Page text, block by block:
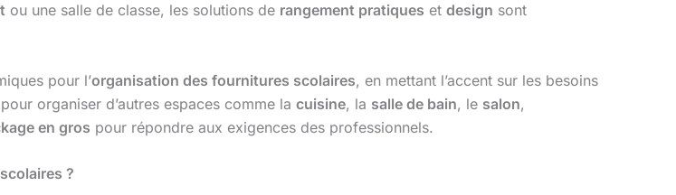
ou une salle de classe, les solutions de rangement pratiques et design sont
pour l’organisation des fournitures scolaires, en mettant l’accent sur les besoins
organiser d’autres espaces comme la cuisine, la salle de bain, le salon,
en gros pour répondre aux exigences des professionnels.
?